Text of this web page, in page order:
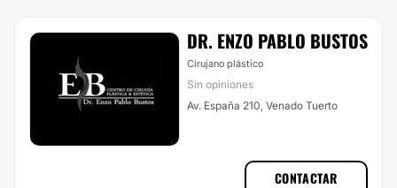
DR. ENZO PABLO BUSTOS
Cirujano plástico
Sin opiniones
Av. España 210, Venado Tuerto
CONTACTAR